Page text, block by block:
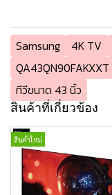
Samsung 4K TV
QA43QN90FAKXXT
ทีวีขนาด 43 นิ้ว
สินค้าที่เกี่ยวข้อง
สินค้าใหม่